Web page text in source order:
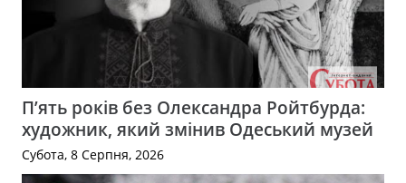
П’ять років без Олександра Ройтбурда:
художник, який змінив Одеський музей
Субота, 8 Серпня, 2026